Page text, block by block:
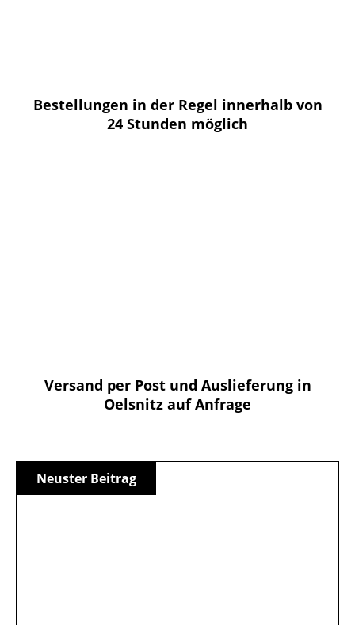
Bestellungen in der Regel innerhalb von
24 Stunden möglich
Versand per Post und Auslieferung in
Oelsnitz auf Anfrage
Neuster Beitrag